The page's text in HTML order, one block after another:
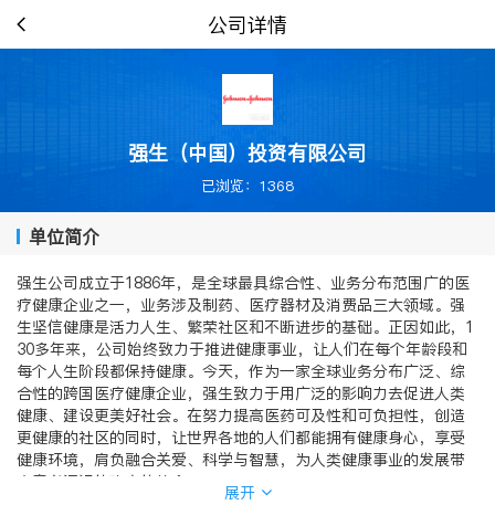
公司详情
强生（中国）投资有限公司
已浏览：1368
单位简介
强生公司成立于1886年，是全球最具综合性、业务分布范围广的医
疗健康企业之一，业务涉及制药、医疗器材及消费品三大领域。强
生坚信健康是活力人生、繁荣社区和不断进步的基础。正因如此，1
30多年来，公司始终致力于推进健康事业，让人们在每个年龄段和
每个人生阶段都保持健康。今天，作为一家全球业务分布广泛、综
合性的跨国医疗健康企业，强生致力于用广泛的影响力去促进人类
健康、建设更美好社会。在努力提高医药可及性和可负担性，创造
更健康的社区的同时，让世界各地的人们都能拥有健康身心，享受
健康环境，肩负融合关爱、科学与智慧，为人类健康事业的发展带
来意义深远的改变的使命。
展开